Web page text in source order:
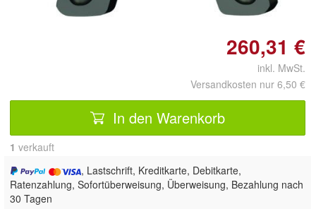
260,31 €
inkl. MwSt.
Versandkosten nur 6,50 €
In den Warenkorb
1 verkauft
, Lastschrift, Kreditkarte, Debitkarte,
Ratenzahlung, Sofortüberweisung, Überweisung, Bezahlung nach
30 Tagen